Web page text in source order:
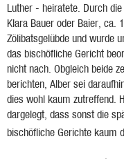
Luther - heiratete. Durch
Klara Bauer oder Baier, ca.
Zölibatsgelübde und wurde
das bischöfliche Gericht
nicht nach. Obgleich beide
berichten, Alber sei
dies wohl kaum zutreffend.
dargelegt, dass sonst die
bischöfliche Gerichte kaum